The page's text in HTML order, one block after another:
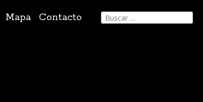
Mapa Contacto Buscar: